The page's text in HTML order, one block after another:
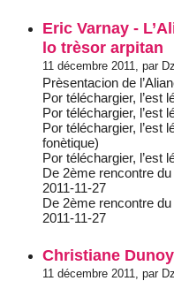
Eric Varnay -
lo trèsor arpitan
11 décembre 2011, par
Prèsentacion de
Por téléchargier, l’est
Por téléchargier, l’est
Por téléchargier, l’est
fonètique)
Por téléchargier, l’est
De 2ème rencontre
2011-11-27
De 2ème rencontre
2011-11-27
Christiane
11 décembre 2011, par